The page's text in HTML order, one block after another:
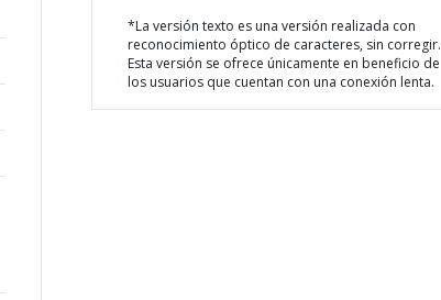
*La versión texto es una versión realizada con
reconocimiento óptico de caracteres, sin corregir.
Esta versión se ofrece únicamente en beneficio de
los usuarios que cuentan con una conexión lenta.